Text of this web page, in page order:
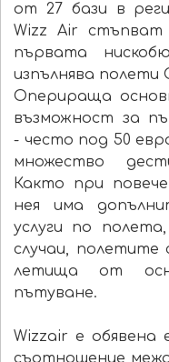
от 27 бази в
Wizz Air
първата
изпълнява полети
Оперираща
възможност за
- често под 50
множество
Както при
нея има
услуги по
случаи, полетите
летища от
пътуване.
Wizzair e обявена
съотношение